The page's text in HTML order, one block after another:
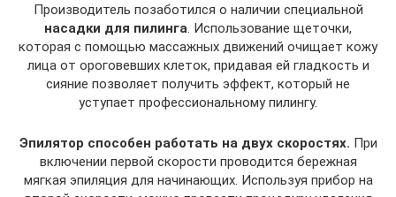
Производитель позаботился о наличии специальной
насадки для пилинга. Использование щеточки,
которая с помощью массажных движений очищает кожу
лица от ороговевших клеток, придавая ей гладкость и
сияние позволяет получить эффект, который не
уступает профессиональному пилингу.
Эпилятор способен работать на двух скоростях. При
включении первой скорости проводится бережная
мягкая эпиляция для начинающих. Используя прибор на